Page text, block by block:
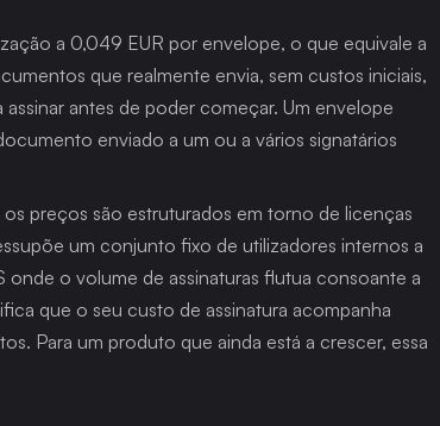
a 0,049 EUR por envelope, o que equivale a
que realmente envia, sem custos iniciais,
antes de poder começar. Um envelope
enviado a um ou a vários signatários
preços são estruturados em torno de licenças
um conjunto fixo de utilizadores internos a
o volume de assinaturas flutua consoante a
que o seu custo de assinatura acompanha
Para um produto que ainda está a crescer, essa